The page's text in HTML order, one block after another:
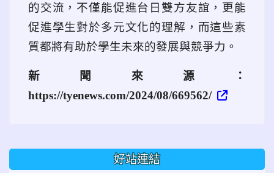
的交流，不僅能促進台日雙方友誼，更能
促進學生對於多元文化的理解，而這些素
質都將有助於學生未來的發展與競爭力。
新聞來源：
https://tyenews.com/2024/08/669562/
好站連結